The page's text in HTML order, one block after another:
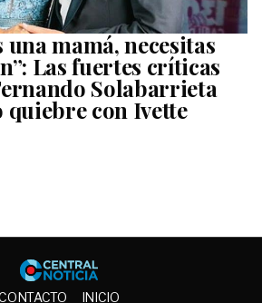
una mamá, necesitas
Las fuertes críticas
Solabarrieta
quiebre con Ivette
Central
INICIO